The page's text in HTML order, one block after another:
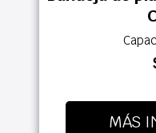
MÁS